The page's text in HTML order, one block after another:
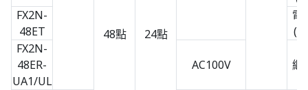
48點 24點
FX2N-
48ET
電
FX2N-
48ER-
UA1/UL
AC100V 繼